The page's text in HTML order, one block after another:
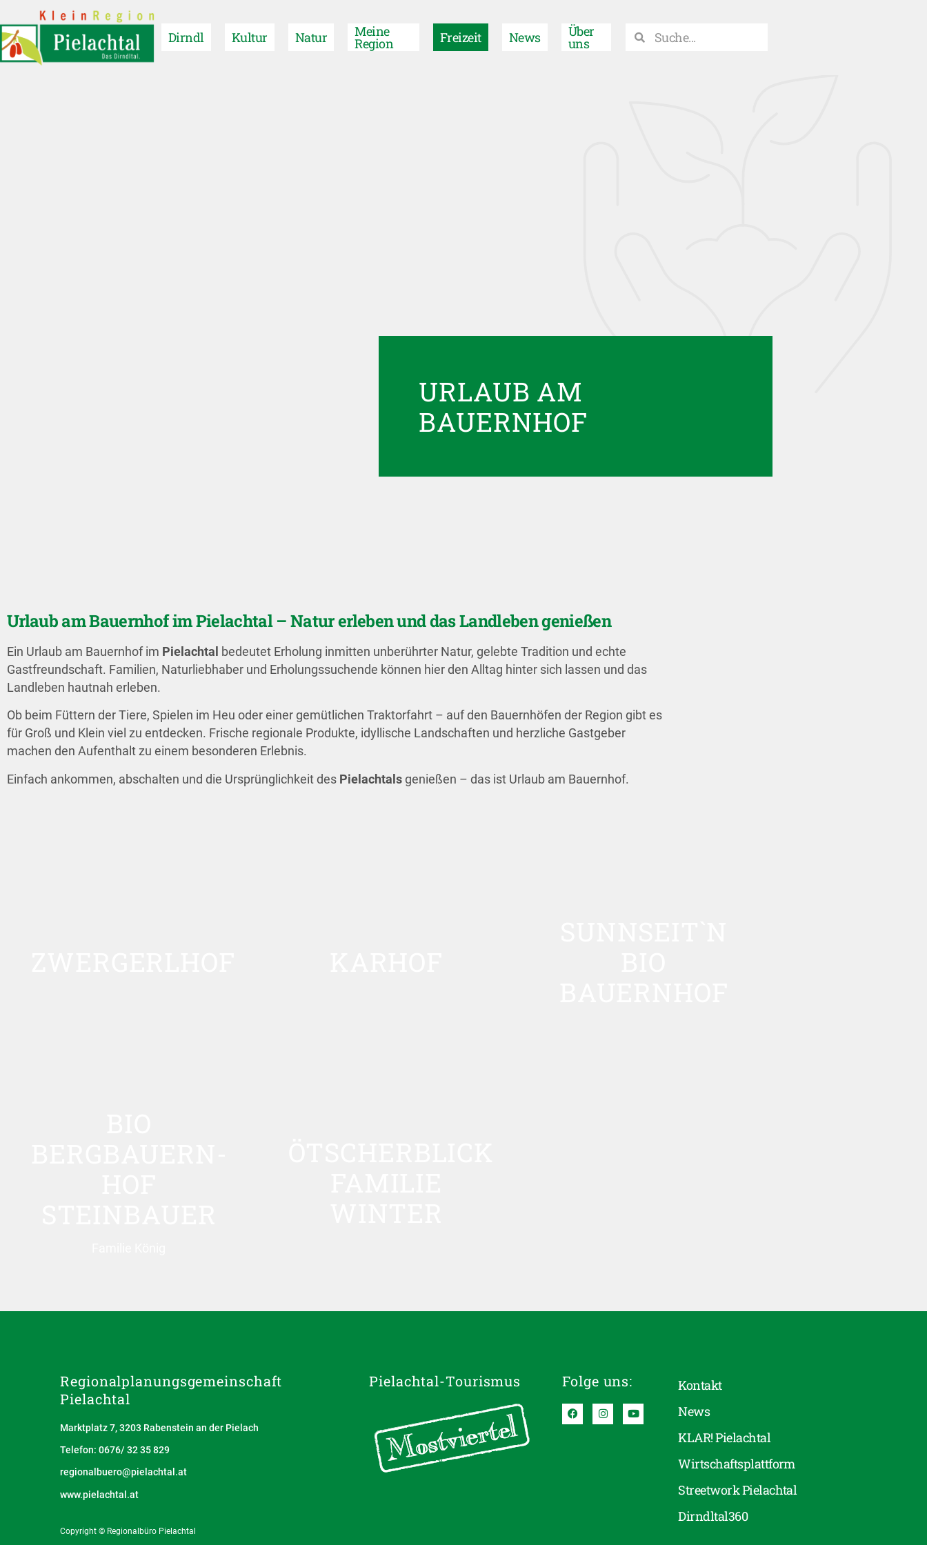
Dirndl Kultur Natur Meine
Region Freizeit News Über
uns
URLAUB AM
BAUERNHOF
Urlaub am Bauernhof im Pielachtal – Natur erleben und das Landleben genießen
Ein Urlaub am Bauernhof im Pielachtal
bedeutet Erholung inmitten unberührter Natur, gelebte Tradition und echte
Gastfreundschaft. Familien, Naturliebhaber und Erholungssuchende können hier den Alltag hinter sich lassen und das
Landleben hautnah erleben.
Ob beim Füttern der Tiere, Spielen im Heu oder einer gemütlichen Traktorfahrt – auf den Bauernhöfen der Region gibt es
für Groß und Klein viel zu entdecken. Frische regionale Produkte, idyllische Landschaften und herzliche Gastgeber
machen den Aufenthalt zu einem besonderen Erlebnis.
Einfach ankommen, abschalten und die Ursprünglichkeit des Pielachtals genießen – das ist Urlaub am Bauernhof.
Regionalplanungs­gemeinschaft
Pielachtal
Marktplatz 7, 3203 Rabenstein an der Pielach
Telefon: 0676/ 32 35 829
regionalbuero@pielachtal.at
www.pielachtal.at
Copyright © Regionalbüro Pielachtal
Pielachtal-Tourismus Folge uns:
Kontakt
News
KLAR! Pielachtal
Wirtschaftsplattform
Streetwork Pielachtal
Dirndltal360